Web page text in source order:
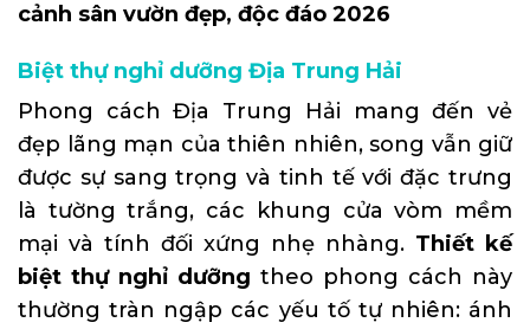
cảnh sân vườn đẹp, độc đáo 2026
Biệt thự nghỉ dưỡng Địa Trung Hải
Phong cách Địa Trung Hải mang đến vẻ
đẹp lãng mạn của thiên nhiên, song vẫn giữ
được sự sang trọng và tinh tế với đặc trưng
là tường trắng, các khung cửa vòm mềm
mại và tính đối xứng nhẹ nhàng. Thiết kế
biệt thự nghỉ dưỡng theo phong cách này
thường tràn ngập các yếu tố tự nhiên: ánh